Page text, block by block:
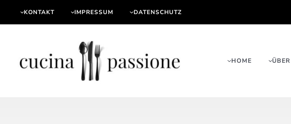
KONTAKT IMPRESSUM DATENSCHUTZ
HOME ÜBER